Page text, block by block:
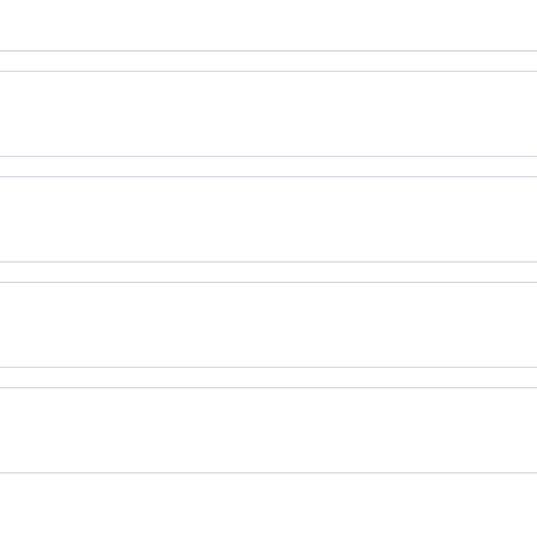
życia. Są naturalnie delikatne i owocowe oraz nie
się jako przekąska w domu lub w podróży.
sok malinowy* 1,1%, zagęszczony sok marchwiowy*,
część drugiego śniadania lub podwieczorku.